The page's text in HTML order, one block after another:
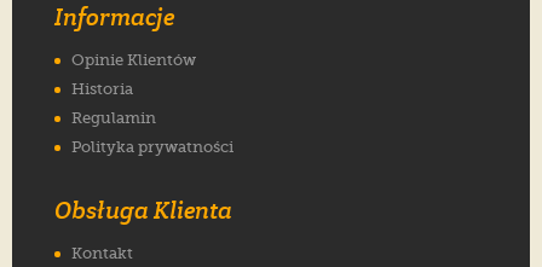
Informacje
Opinie Klientów
Historia
Regulamin
Polityka prywatności
Obsługa Klienta
Kontakt